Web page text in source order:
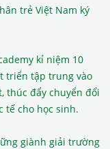
trẻ Việt Nam ký
kỉ niệm 10
triển tập trung vào
thúc đẩy chuyển đổi
tế cho học sinh.
giành giải trường